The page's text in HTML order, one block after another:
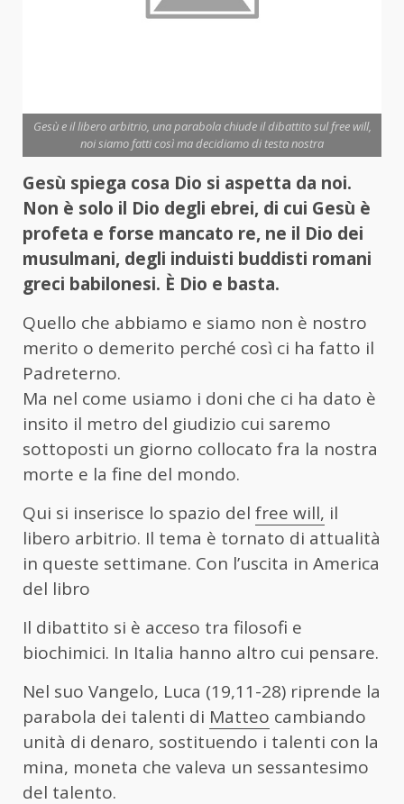
Gesù e il libero arbitrio, una parabola chiude il dibattito sul free will,
noi siamo fatti così ma decidiamo di testa nostra
Gesù spiega cosa Dio si aspetta da noi.
Non è solo il Dio degli ebrei, di cui Gesù è
profeta e forse mancato re, ne il Dio dei
musulmani, degli induisti buddisti romani
greci babilonesi. È Dio e basta.
Quello che abbiamo e siamo non è nostro
merito o demerito perché così ci ha fatto il
Padreterno.
Ma nel come usiamo i doni che ci ha dato è
insito il metro del giudizio cui saremo
sottoposti un giorno collocato fra la nostra
morte e la fine del mondo.
Qui si inserisce lo spazio del free will, il
libero arbitrio. Il tema è tornato di attualità
in queste settimane. Con l’uscita in America
del libro
Il dibattito si è acceso tra filosofi e
biochimici. In Italia hanno altro cui pensare.
Nel suo Vangelo, Luca (19,11-28) riprende la
parabola dei talenti di Matteo cambiando
unità di denaro, sostituendo i talenti con la
mina, moneta che valeva un sessantesimo
del talento.